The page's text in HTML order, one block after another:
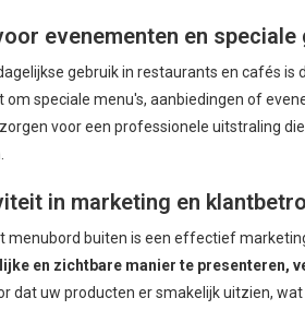
evenementen en speciale
gebruik in restaurants en cafés
om speciale menu's, aanbiedingen of
voor een professionele uitstraling
in marketing en
menubord buiten is een effectief
en zichtbare manier te presenteren,
dat uw producten er smakelijk uitzien,